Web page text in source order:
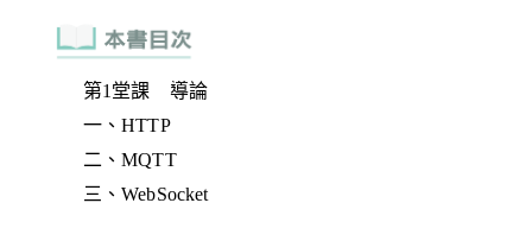
第1堂課 導論
一、HTTP
二、MQTT
三、WebSocket